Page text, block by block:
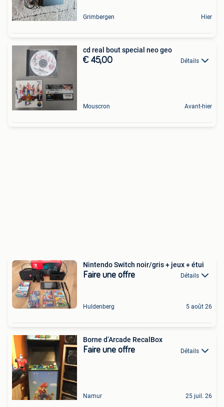
Grimbergen Hier
cd real bout special neo geo
€ 45,00 Détails
Mouscron Avant-hier
Nintendo Switch noir/gris + jeux + étui
Faire une offre Détails
Huldenberg 5 août 26
Borne d’Arcade RecalBox
Faire une offre Détails
Namur 25 juil. 26